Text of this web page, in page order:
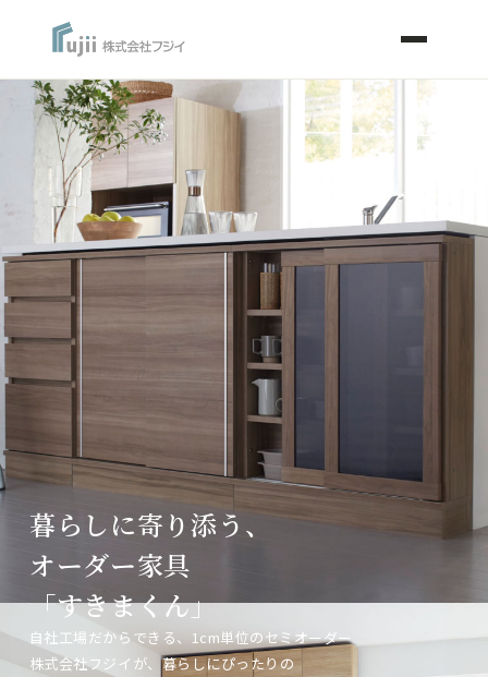
暮らしに寄り添う、
オーダー家具
「すきまくん」
自社工場だからできる、1cm単位のセミオーダー
株式会社フジイが、暮らしにぴったりの
暮らしに寄り添う、
オーダー家具
「すきまくん」
自社工場だからできる、1cm単位のセミオーダー
株式会社フジイが、暮らしにぴったりの
暮らしに寄り添う、
オーダー家具
「すきまくん」
自社工場だからできる、1cm単位のセミオーダー
株式会社フジイが、暮らしにぴったりの